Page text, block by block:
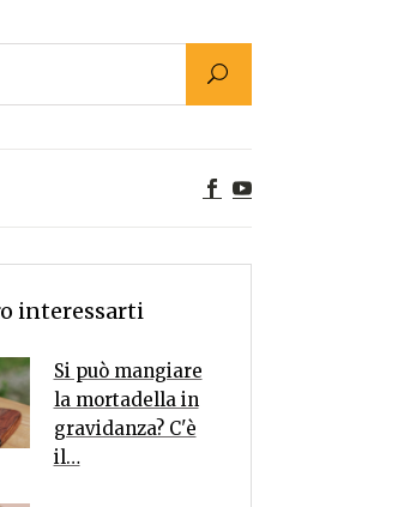
interessarti
Si può mangiare
la mortadella in
gravidanza? C'è
il…